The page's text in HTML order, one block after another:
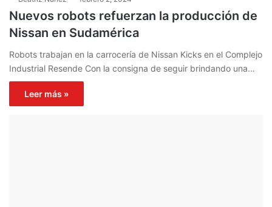
Nuevos robots refuerzan la producción de
Nissan en Sudamérica
Robots trabajan en la carrocería de Nissan Kicks en el Complejo
Industrial Resende Con la consigna de seguir brindando una…
Leer más »